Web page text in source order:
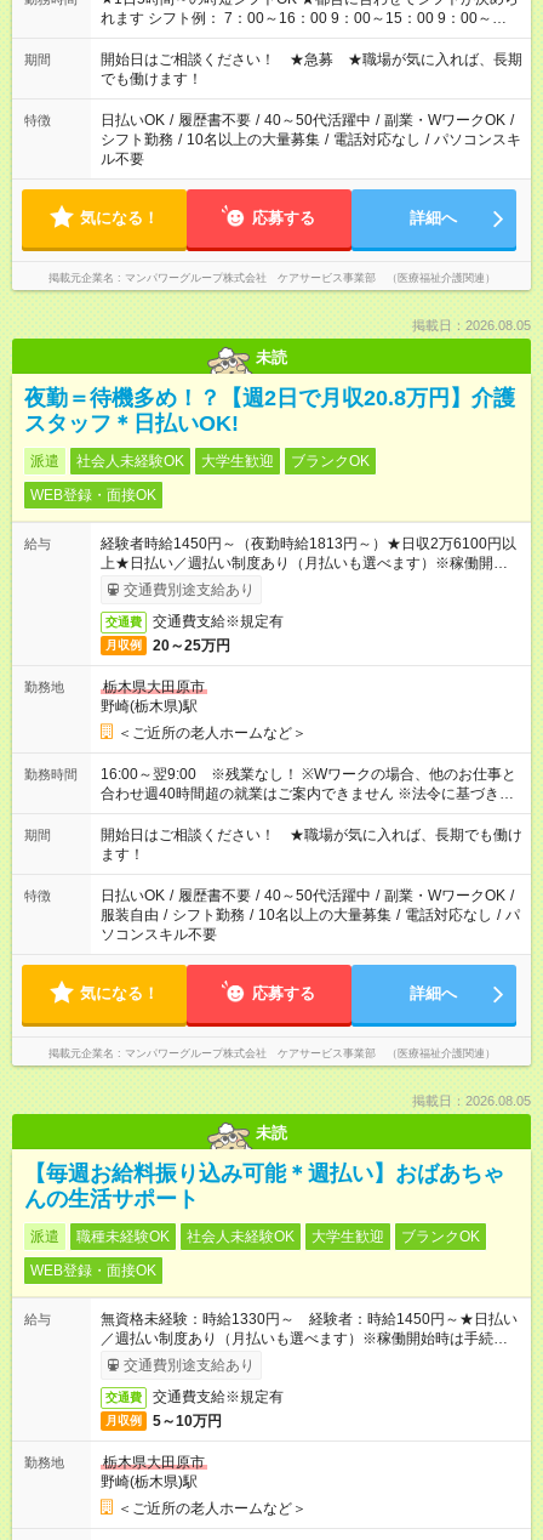
れます シフト例： 7：00～16：00 9：00～15：00 9：00～
18：00 11：00～20：00 など ※Wワークの場合、他のお仕事と
合わせ週40時間超の就業はご案内できません ※法令に基づき、
週20時間以上勤務は社会保険への加入対象となります ※労働者
派遣法（日雇い派遣の原則禁止）により、短時間・短期間の就
業はご案内が難しい場合があります
期間
開始日はご相談ください！ ★急募 ★職場が気に入れば、長期
でも働けます！
特徴 日払いOK / 履歴書不要 / 40～50代活躍中 / 副業・WワークOK /
シフト勤務 / 10名以上の大量募集 / 電話対応なし / パソコンスキ
ル不要
気になる！ 応募する 詳細へ
掲載元企業名 マンパワーグループ株式会社 ケアサービス事業部 （医療福祉介護関連）
掲載日：2026.08.05
未読
夜勤＝待機多め！？【週2日で月収20.8万円】介護
スタッフ＊日払いOK!
派遣 社会人未経験OK 大学生歓迎
ブランクOK
WEB登録・面接OK
給与
経験者時給1450円～（夜勤時給1813円～）★日収2万6100円以
上★日払い／週払い制度あり（月払いも選べます）※稼働開始時
は手続き完了次第のお支払いとなります。
交通費別途支給あり
交通費 交通費支給※規定有
月収例 20～25万円
勤務地
栃木県大田原市
野崎(栃木県)駅
＜ご近所の老人ホームなど＞
勤務時間
16:00～翌9:00 ※残業なし！ ※Wワークの場合、他のお仕事と
合わせ週40時間超の就業はご案内できません ※法令に基づき、
週20時間以上勤務は社会保険への加入対象となります ※労働者
派遣法（日雇い派遣の原則禁止）により、短時間・短期間の就
業はご案内が難しい場合があります
期間
開始日はご相談ください！ ★職場が気に入れば、長期でも働け
ます！
特徴 日払いOK / 履歴書不要 / 40～50代活躍中 / 副業・WワークOK /
服装自由 / シフト勤務 / 10名以上の大量募集 / 電話対応なし / パ
ソコンスキル不要
気になる！ 応募する 詳細へ
掲載元企業名 マンパワーグループ株式会社 ケアサービス事業部 （医療福祉介護関連）
掲載日：2026.08.05
未読
【毎週お給料振り込み可能＊週払い】おばあちゃ
んの生活サポート
派遣 職種未経験OK 社会人未経験OK 大学生歓迎
ブランクOK
WEB登録・面接OK
給与
無資格未経験：時給1330円～ 経験者：時給1450円～★日払い
／週払い制度あり（月払いも選べます）※稼働開始時は手続き完
了次第のお支払いとなります。
交通費別途支給あり
交通費 交通費支給※規定有
月収例 5～10万円
勤務地
栃木県大田原市
野崎(栃木県)駅
＜ご近所の老人ホームなど＞